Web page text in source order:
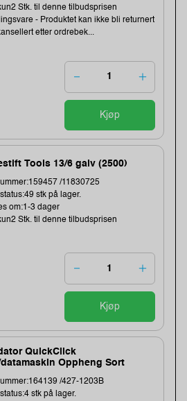
Stk. til denne tilbudsprisen
- Produktet kan ikke bli returnert
etter ordrebek...
Kjøp
Tools 13/6 galv (2500)
/11830725
stk på lager.
om:1-3 dager
Stk. til denne tilbudsprisen
Kjøp
QuickClick
datamaskin Oppheng Sort
/427-1203B
stk på lager.